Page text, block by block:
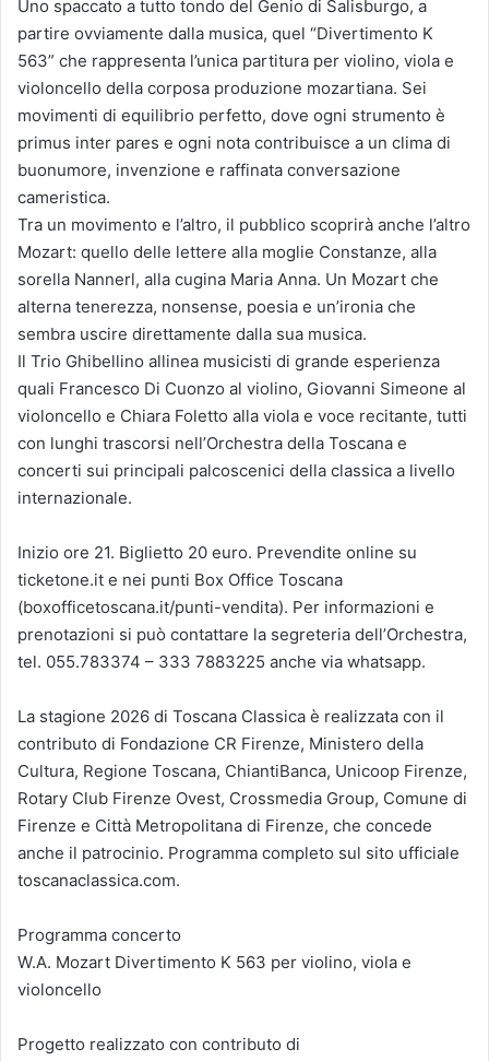
Uno spaccato a tutto tondo del Genio di Salisburgo, a
partire ovviamente dalla musica, quel “Divertimento K
563” che rappresenta l’unica partitura per violino, viola e
violoncello della corposa produzione mozartiana. Sei
movimenti di equilibrio perfetto, dove ogni strumento è
primus inter pares e ogni nota contribuisce a un clima di
buonumore, invenzione e raffinata conversazione
cameristica.
Tra un movimento e l’altro, il pubblico scoprirà anche l’altro
Mozart: quello delle lettere alla moglie Constanze, alla
sorella Nannerl, alla cugina Maria Anna. Un Mozart che
alterna tenerezza, nonsense, poesia e un’ironia che
sembra uscire direttamente dalla sua musica.
Il Trio Ghibellino allinea musicisti di grande esperienza
quali Francesco Di Cuonzo al violino, Giovanni Simeone al
violoncello e Chiara Foletto alla viola e voce recitante, tutti
con lunghi trascorsi nell’Orchestra della Toscana e
concerti sui principali palcoscenici della classica a livello
internazionale.
Inizio ore 21. Biglietto 20 euro. Prevendite online su
ticketone.it e nei punti Box Office Toscana
(boxofficetoscana.it/punti-vendita). Per informazioni e
prenotazioni si può contattare la segreteria dell’Orchestra,
tel. 055.783374 – 333 7883225 anche via whatsapp.
La stagione 2026 di Toscana Classica è realizzata con il
contributo di Fondazione CR Firenze, Ministero della
Cultura, Regione Toscana, ChiantiBanca, Unicoop Firenze,
Rotary Club Firenze Ovest, Crossmedia Group, Comune di
Firenze e Città Metropolitana di Firenze, che concede
anche il patrocinio. Programma completo sul sito ufficiale
toscanaclassica.com.
Programma concerto
W.A. Mozart Divertimento K 563 per violino, viola e
violoncello
Progetto realizzato con contributo di